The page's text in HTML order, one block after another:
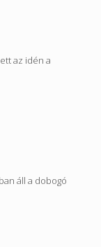
az idén a
áll a dobogó